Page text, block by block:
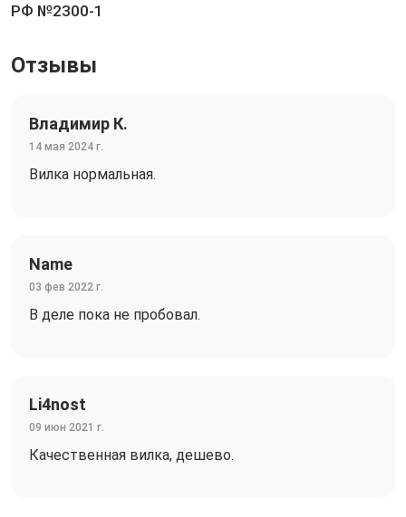
РФ №2300-1
Отзывы
Владимир К.
14 мая 2024 г.
Вилка нормальная.
Name
03 фев 2022 г.
В деле пока не пробовал.
Li4nost
09 июн 2021 г.
Качественная вилка, дешево.